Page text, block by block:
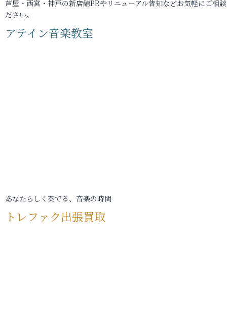
芦屋・西宮・神戸の新店舗PRやリニューアル告知などお気軽にご相
ださい。
アテイン音楽教室
あなたらしく奏でる、音楽の時間
トレファク出張買取